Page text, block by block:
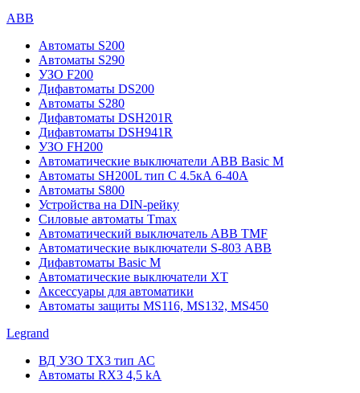
ABB
Автоматы S200
Автоматы S290
УЗО F200
Дифавтоматы DS200
Автоматы S280
Дифавтоматы DSH201R
Дифавтоматы DSH941R
УЗО FH200
Автоматические выключатели ABB Basic M
Автоматы SH200L тип С 4.5кА 6-40А
Автоматы S800
Устройства на DIN-рейку
Силовые автоматы Tmax
Автоматический выключатель ABB TMF
Автоматические выключатели S-803 АВВ
Дифавтоматы Basic M
Автоматические выключатели XT
Аксессуары для автоматики
Автоматы защиты MS116, MS132, MS450
Legrand
ВД УЗО TX3 тип АС
Автоматы RX3 4,5 kA